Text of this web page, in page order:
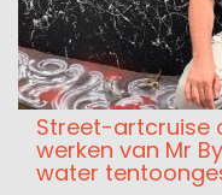
Street-artcruise
werken van Mr
water